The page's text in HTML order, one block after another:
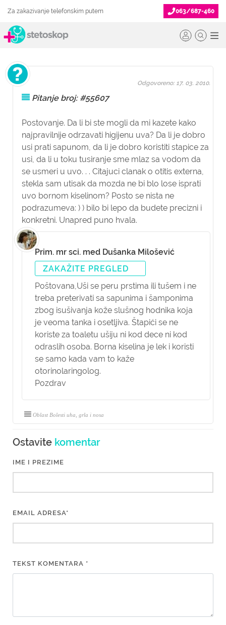
Za zakazivanje telefonskim putem 063/687-460
Pitanje broj: #55607
Postovanje. Da li bi ste mogli da mi kazete kako
najpravilnije odrzavati higijenu uva? Da li je dobro
usi prati sapunom, da li je dobro koristiti stapice za
usi, da li u toku tusiranje sme mlaz sa vodom da
se usmeri u uvo. . . Citajuci clanak o otitis externa,
stekla sam utisak da mozda ne bi blo lose isprati
uvo bornom kiselinom? Posto se nista ne
podrazumeva: ) ) bilo bi lepo da budete precizni i
konkretni. Unapred puno hvala.
Odgovoreno: 17. 03. 2010.
Prim. mr sci. med Dušanka Milošević
ZAKAŽITE PREGLED
Poštovana,Uši se peru prstima ili tušem i ne
treba preterivati sa sapunima i šamponima
zbog isušivanja kože slušnog hodnika koja
je veoma tanka i osetljiva. Štapići se ne
koriste za toaletu ušiju ni kod dece ni kod
odraslih osoba. Borna kiselina je lek i koristi
se samo kada vam to kaže
otorinolaringolog.
Pozdrav
Oblast Bolesti uha, grla i nosa
Ostavite komentar
IME I PREZIME
EMAIL ADRESA*
TEKST KOMENTARA *